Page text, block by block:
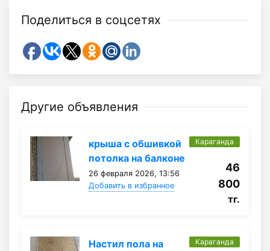
Поделиться в соцсетях
Другие объявления
крыша с обшивкой
потолка на балконе
26 февраля 2026, 13:56
Добавить в избранное
Караганда
46
800
тг.
Настил пола на
Караганда